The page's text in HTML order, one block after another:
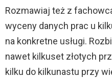
Rozmawiaj też z
wyceny danych prac u
na konkretne usługi.
nawet kilkuset złotych
kilku do kilkunastu przy